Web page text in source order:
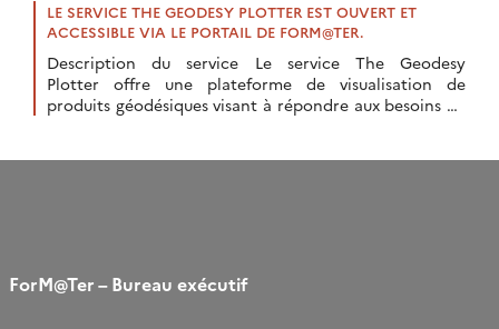
LE SERVICE THE GEODESY PLOTTER EST OUVERT ET
ACCESSIBLE VIA LE PORTAIL DE FORM@TER.
Description du service Le service The Geodesy
Plotter offre une plateforme de visualisation de
produits géodésiques visant à répondre aux besoins de
ForM@Ter – Bureau exécutif